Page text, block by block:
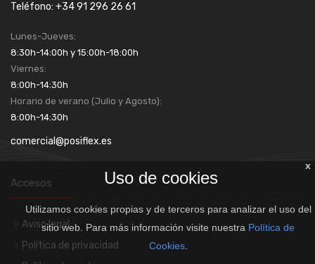
Teléfono: +34 91 296 26 61
Lunes-Jueves:
8:30h-14:00h y 15:00h-18:00h
Viernes:
8:00h-14:30h
Horario de verano (Julio y Agosto):
8:00h-14:30h
comercial@posiflex.es
Accesos
Aviso legal
Política de privacidad
x
Uso de cookies
Utilizamos cookies propias y de terceros para analizar el uso del
sitio web. Para más información visite nuestra Política de
Cookies.